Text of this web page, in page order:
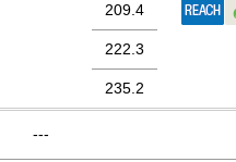
209.4
222.3
235.2
---